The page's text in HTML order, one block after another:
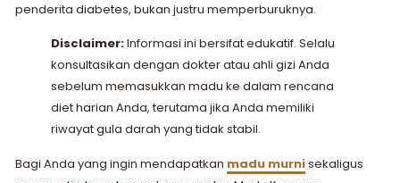
penderita diabetes, bukan justru memperburuknya.
Disclaimer:Informasi ini bersifat edukatif. Selalu
konsultasikan dengan dokter atau ahli gizi Anda
sebelum memasukkan madu ke dalam rencana
diet harian Anda, terutama jika Anda memiliki
riwayat gula darah yang tidak stabil.
Bagi Anda yang ingin mendapatkan madu murnisekaligus